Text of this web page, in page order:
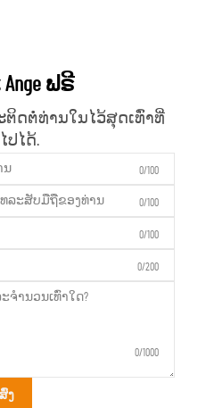
ຟຣີ
ຕິດຕໍ່ທ່ານໃນໄວ້ສຸດເທົ່າທີ່
ປໄດ້.
0/100
0/100
0/100
0/200
0/1000
ສົ່ງ